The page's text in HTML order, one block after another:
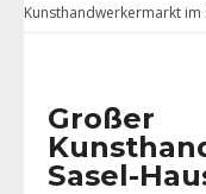
Kunsthandwerkermarkt im
Großer
Sasel-